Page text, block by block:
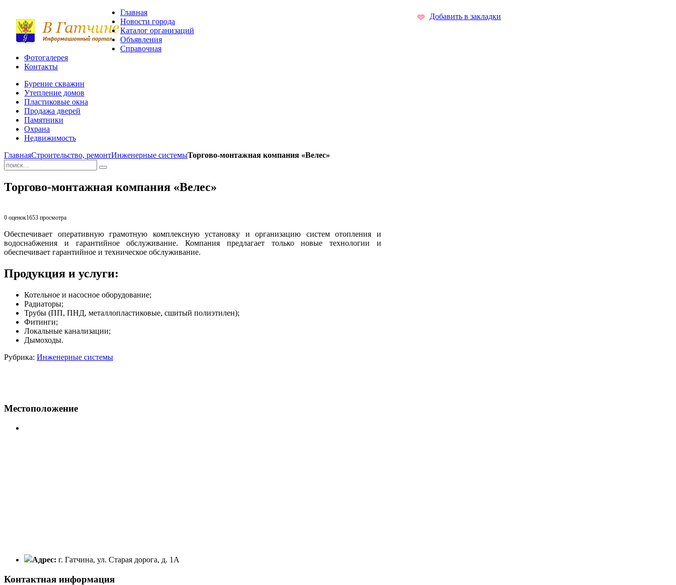
Добавить в закладки
Главная
Новости города
Каталог организаций
Объявления
Справочная
Фотогалерея
Контакты
Бурение скважин
Утепление домов
Пластиковые окна
Продажа дверей
Памятники
Охрана
Недвижимость
ГлавнаяСтроительство, ремонтИнженерные системыТоргово-монтажная компания «Велес»
Торгово-монтажная компания «Велес»
0 оценок1653 просмотра
Обеспечивает оперативную грамотную комплексную установку и организацию систем отопления и
водоснабжения и гарантийное обслуживание. Компания предлагает только новые технологии и
обеспечивает гарантийное и техническое обслуживание.
Продукция и услуги:
Котельное и насосное оборудование;
Радиаторы;
Трубы (ПП, ПНД, металлопластиковые, сшитый полиэтилен);
Фитинги;
Локальные канализации;
Дымоходы.
Рубрика: Инженерные системы
Местоположение
Адрес: г. Гатчина, ул. Старая дорога, д. 1А
Контактная информация